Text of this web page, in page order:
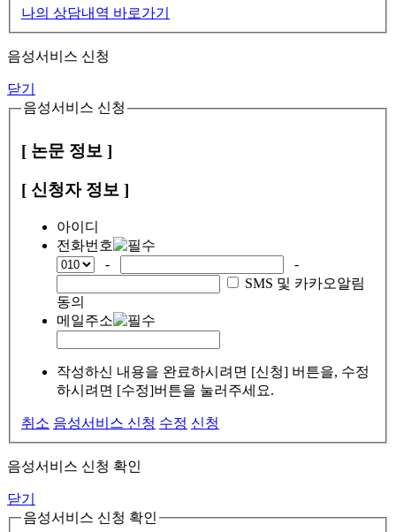
나의 상담내역 바로가기
음성서비스 신청
닫기
음성서비스 신청
[ 논문 정보 ]
[ 신청자 정보 ]
아이디
전화번호
-
-
SMS 및 카카오알림
동의
메일주소
작성하신 내용을 완료하시려면 [신청] 버튼을, 수정
하시려면 [수정]버튼을 눌러주세요.
취소 음성서비스 신청 수정 신청
음성서비스 신청 확인
닫기
음성서비스 신청 확인